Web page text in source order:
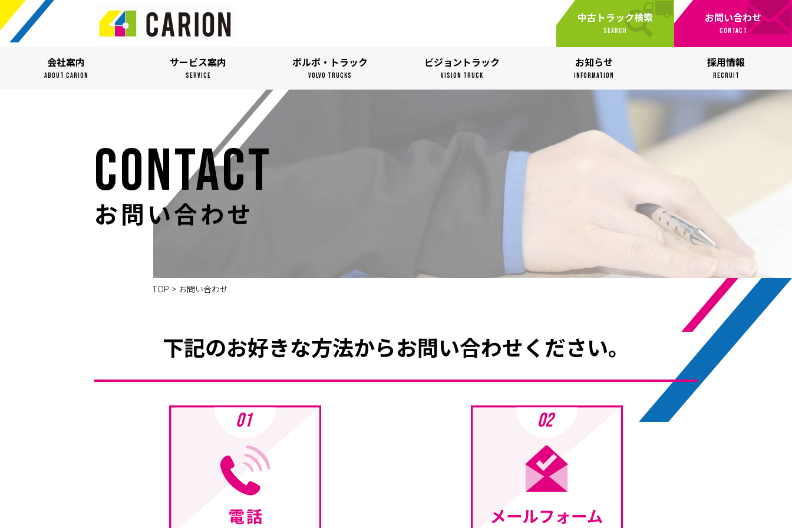
中古トラック検索
SEARCH
お問い合わせ
CONTACT
会社案内
ABOUT CARION
サービス案内
SERVICE
ボルボ・トラック
VOLVO TRUCKS
ビジョントラック
VISION TRUCK
お知らせ
INFORMATION
採用情報
RECRUIT
CONTACT
お問い合わせ
TOP > お問い合わせ
下記のお好きな方法からお問い合わせください。